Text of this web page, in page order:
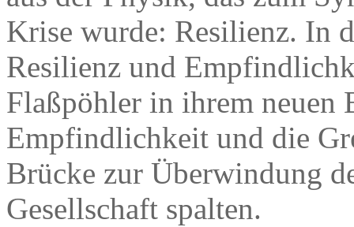
Krise wurde: Resilienz. In
Resilienz und
Flaßpöhler in ihrem neuen
Empfindlichkeit und die
Brücke zur Überwindung
Gesellschaft spalten.